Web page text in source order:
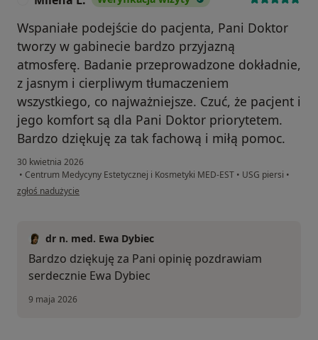
Wspaniałe podejście do pacjenta, Pani Doktor
tworzy w gabinecie bardzo przyjazną
atmosferę. Badanie przeprowadzone dokładnie,
z jasnym i cierpliwym tłumaczeniem
wszystkiego, co najważniejsze. Czuć, że pacjent i
jego komfort są dla Pani Doktor priorytetem.
Bardzo dziękuję za tak fachową i miłą pomoc.
30 kwietnia 2026
• Centrum Medycyny Estetycznej i Kosmetyki MED-EST • USG piersi •
w opinii użytkownika Milena L.
zgłoś nadużycie
dr n. med. Ewa Dybiec
Bardzo dziękuję za Pani opinię pozdrawiam
serdecznie Ewa Dybiec
9 maja 2026